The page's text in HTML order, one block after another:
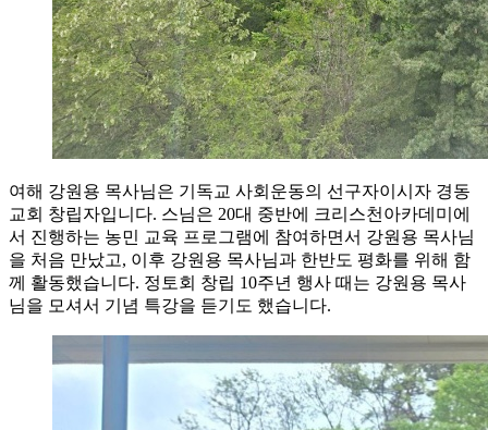
여해 강원용 목사님은 기독교 사회운동의 선구자이시자 경동
교회 창립자입니다. 스님은 20대 중반에 크리스천아카데미에
서 진행하는 농민 교육 프로그램에 참여하면서 강원용 목사님
을 처음 만났고, 이후 강원용 목사님과 한반도 평화를 위해 함
께 활동했습니다. 정토회 창립 10주년 행사 때는 강원용 목사
님을 모셔서 기념 특강을 듣기도 했습니다.